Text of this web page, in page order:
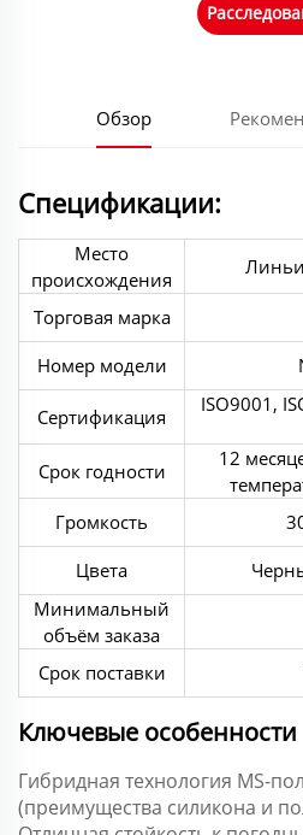
Обзор
Спецификации:
Место
происхождения
Торговая марка
Номер модели
Сертификация
ISO9001,
Срок годности
12
Громкость
Цвета
Минимальный
объём заказа
Срок поставки
Ключевые особенности
Гибридная технология MS-
(преимущества силикона и